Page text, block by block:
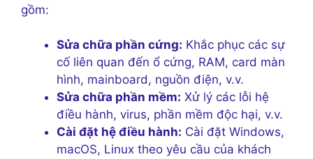
gồm:
Sửa chữa phần cứng: Khắc phục các sự
cố liên quan đến ổ cứng, RAM, card màn
hình, mainboard, nguồn điện, v.v.
Sửa chữa phần mềm: Xử lý các lỗi hệ
điều hành, virus, phần mềm độc hại, v.v.
Cài đặt hệ điều hành: Cài đặt Windows,
macOS, Linux theo yêu cầu của khách